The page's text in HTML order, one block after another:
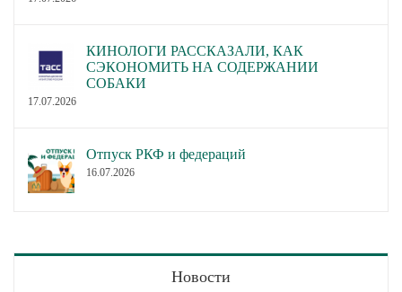
КИНОЛОГИ РАССКАЗАЛИ, КАК
СЭКОНОМИТЬ НА СОДЕРЖАНИИ
СОБАКИ
17.07.2026
Отпуск РКФ и федераций
16.07.2026
Новости